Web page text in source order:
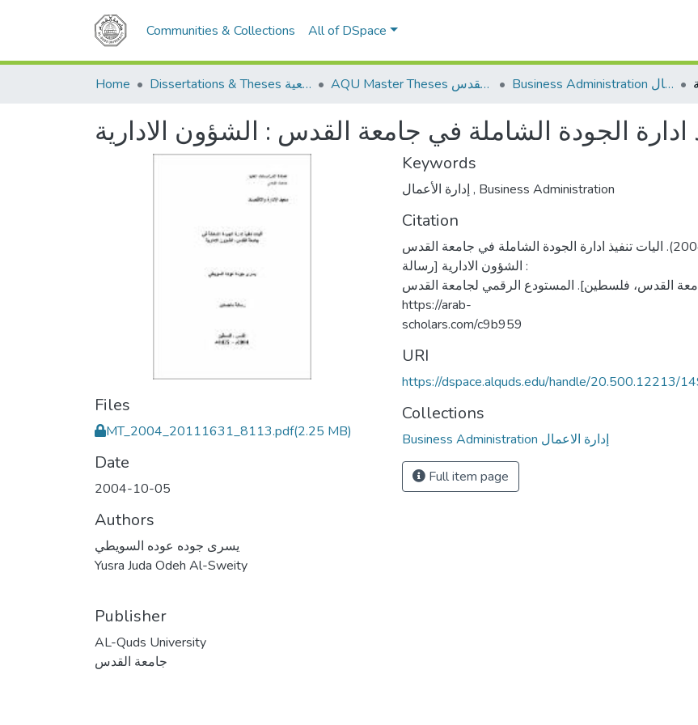
Communities & Collections All of DSpace
Home Dissertations & Theses الرسائل الجامعية AQU Master Theses الرسائل الجامعية الخاصة بجامعة القدس Business Administration إدارة الاعمال
ادارة الجودة الشاملة في جامعة القدس : الشؤون الادارية
Files
MT_2004_20111631_8113.pdf(2.25 MB)
Date
2004-10-05
Authors
يسرى جوده عوده السويطي
Yusra Juda Odeh Al-Sweity
Publisher
AL-Quds University
جامعة القدس
Keywords
, Business Administration
Citation
السويطي، يسرى جوده. (2004). اليات تنفيذ ادارة الجودة الشاملة في جامعة القدس
: الشؤون الادارية [رسالة
القدس، فلسطين]. المستودع الرقمي لجامعة القدس.
https://arab-
scholars.com/c9b959
URI
https://dspace.alquds.edu/handle/20.500.12213/
Collections
Business Administration إدارة الاعمال
Full item page